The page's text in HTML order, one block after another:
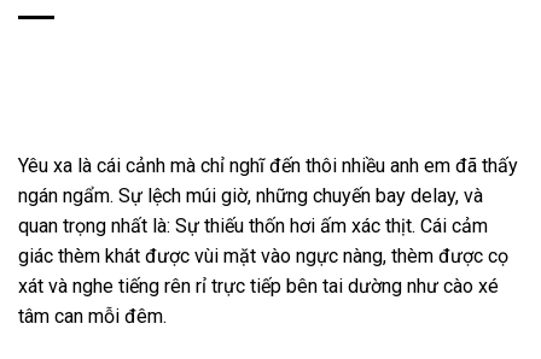
Yêu xa là cái cảnh mà chỉ nghĩ đến thôi nhiều anh em đã thấy
ngán ngẩm. Sự lệch múi giờ, những chuyến bay delay, và
quan trọng nhất là: Sự thiếu thốn hơi ấm xác thịt. Cái cảm
giác thèm khát được vùi mặt vào ngực nàng, thèm được cọ
xát và nghe tiếng rên rỉ trực tiếp bên tai dường như cào xé
tâm can mỗi đêm.